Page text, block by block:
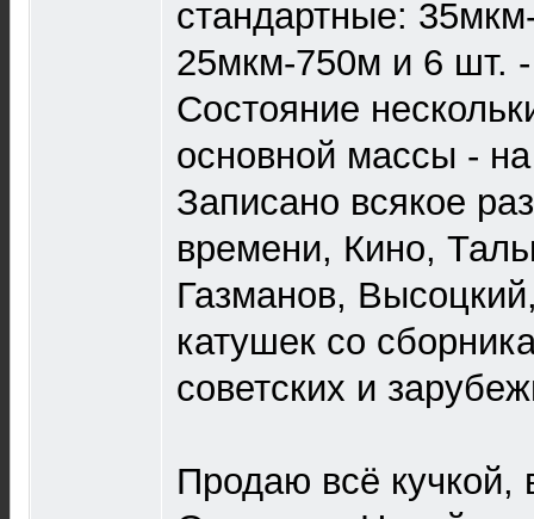
стандартные:
25мкм-750м и 6 шт.
Состояние
основной массы -
Записано всякое
времени, Кино,
Газманов,
катушек со
советских и
Продаю всё кучкой,